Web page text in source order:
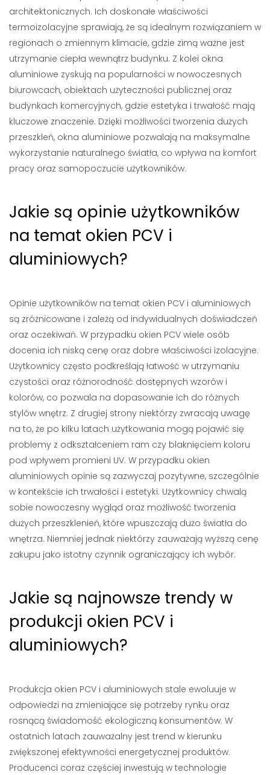
architektonicznych. Ich doskonałe właściwości
termoizolacyjne sprawiają, że są idealnym rozwiązaniem w
regionach o zmiennym klimacie, gdzie zimą ważne jest
utrzymanie ciepła wewnątrz budynku. Z kolei okna
aluminiowe zyskują na popularności w nowoczesnych
biurowcach, obiektach użyteczności publicznej oraz
budynkach komercyjnych, gdzie estetyka i trwałość mają
kluczowe znaczenie. Dzięki możliwości tworzenia dużych
przeszkleń, okna aluminiowe pozwalają na maksymalne
wykorzystanie naturalnego światła, co wpływa na komfort
pracy oraz samopoczucie użytkowników.
Jakie są opinie użytkowników
na temat okien PCV i
aluminiowych?
Opinie użytkowników na temat okien PCV i aluminiowych
są zróżnicowane i zależą od indywidualnych doświadczeń
oraz oczekiwań. W przypadku okien PCV wiele osób
docenia ich niską cenę oraz dobre właściwości izolacyjne.
Użytkownicy często podkreślają łatwość w utrzymaniu
czystości oraz różnorodność dostępnych wzorów i
kolorów, co pozwala na dopasowanie ich do różnych
stylów wnętrz. Z drugiej strony niektórzy zwracają uwagę
na to, że po kilku latach użytkowania mogą pojawić się
problemy z odkształceniem ram czy blaknięciem koloru
pod wpływem promieni UV. W przypadku okien
aluminiowych opinie są zazwyczaj pozytywne, szczególnie
w kontekście ich trwałości i estetyki. Użytkownicy chwalą
sobie nowoczesny wygląd oraz możliwość tworzenia
dużych przeszklenień, które wpuszczają dużo światła do
wnętrza. Niemniej jednak niektórzy zauważają wyższą cenę
zakupu jako istotny czynnik ograniczający ich wybór.
Jakie są najnowsze trendy w
produkcji okien PCV i
aluminiowych?
Produkcja okien PCV i aluminiowych stale ewoluuje w
odpowiedzi na zmieniające się potrzeby rynku oraz
rosnącą świadomość ekologiczną konsumentów. W
ostatnich latach zauważalny jest trend w kierunku
zwiększonej efektywności energetycznej produktów.
Producenci coraz częściej inwestują w technologie